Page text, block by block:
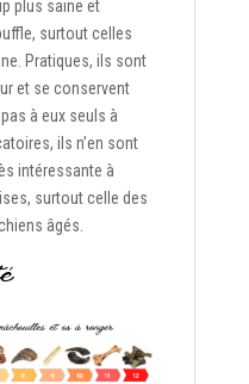
plus saine et
surtout celles
Pratiques, ils sont
et se conservent
à eux seuls à
ils n’en sont
intéressante à
surtout celle des
âgés.